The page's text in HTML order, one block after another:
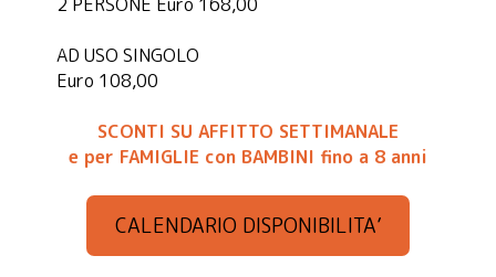
AD USO SINGOLO
Euro 108,00
SCONTI SU AFFITTO SETTIMANALE
e per FAMIGLIE con BAMBINI fino a 8 anni
CALENDARIO DISPONIBILITA’